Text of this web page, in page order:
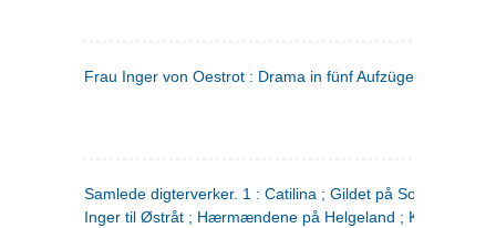
Frau Inger von Oestrot : Drama in fünf Aufzügen
Samlede digterverker. 1 : Catilina ; Gildet på Solhaug ; Fru
Inger til Østråt ; Hærmændene på Helgeland ;